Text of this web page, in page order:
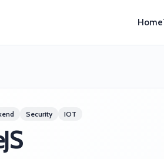
Home
Security IOT